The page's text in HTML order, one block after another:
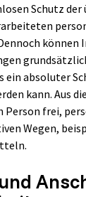
Schutz der
können
ein absoluter
kann. Aus
Person frei,
Wegen,